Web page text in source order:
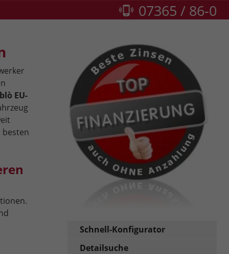
07365 / 86-0
EU-
Schnell-Konfigurator
Detailsuche